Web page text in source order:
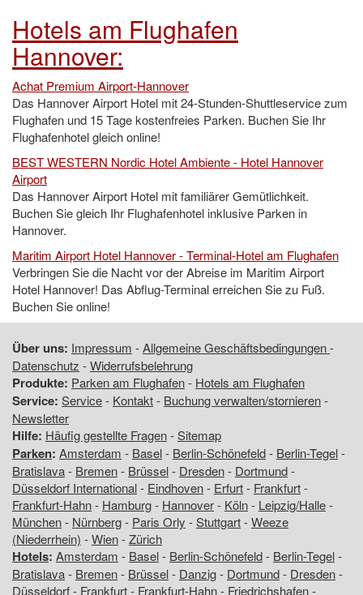
Hotels am Flughafen
Hannover:
Achat Premium Airport-Hannover
Das Hannover Airport Hotel mit 24-Stunden-Shuttleservice zum
Flughafen und 15 Tage kostenfreies Parken. Buchen Sie Ihr
Flughafenhotel gleich online!
BEST WESTERN Nordic Hotel Ambiente - Hotel Hannover
Airport
Das Hannover Airport Hotel mit familiärer Gemütlichkeit.
Buchen Sie gleich Ihr Flughafenhotel inklusive Parken in
Hannover.
Maritim Airport Hotel Hannover - Terminal-Hotel am Flughafen
Verbringen Sie die Nacht vor der Abreise im Maritim Airport
Hotel Hannover! Das Abflug-Terminal erreichen Sie zu Fuß.
Buchen Sie online!
Über uns: Impressum -Allgemeine Geschäftsbedingungen-
Datenschutz -Widerrufsbelehrung
Produkte: Parken am Flughafen- Hotels am Flughafen
Service: Service- Kontakt- Buchung verwalten/stornieren-
Newsletter
Hilfe: Häufig gestellte Fragen-Sitemap
Parken: Amsterdam - Basel- Berlin-Schönefeld- Berlin-Tegel-
Bratislava- Bremen- Brüssel- Dresden- Dortmund-
Düsseldorf International- Eindhoven- Erfurt- Frankfurt-
Frankfurt-Hahn- Hamburg- Hannover- Köln- Leipzig/Halle-
München- Nürnberg- Paris Orly -Stuttgart-Weeze
(Niederrhein) -Wien-Zürich
Hotels: Amsterdam - Basel- Berlin-Schönefeld- Berlin-Tegel-
Bratislava- Bremen- Brüssel- Danzig- Dortmund- Dresden-
Düsseldorf- Frankfurt- Frankfurt-Hahn- Friedrichshafen-